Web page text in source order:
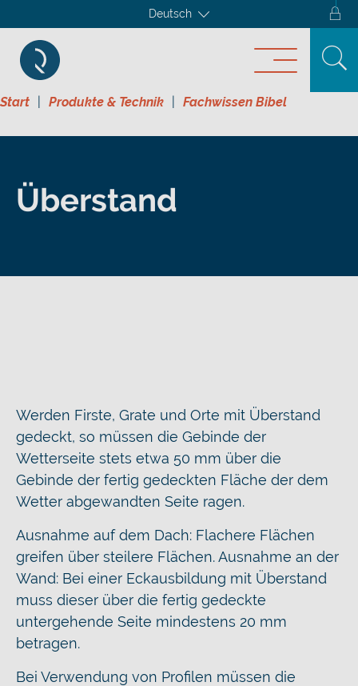
Deutsch
Start Produkte & Technik Fachwissen Bibel
Überstand
Werden Firste, Grate und Orte mit Überstand
gedeckt, so müssen die Gebinde der
Wetterseite stets etwa 50 mm über die
Gebinde der fertig gedeckten Fläche der dem
Wetter abgewandten Seite ragen.
Ausnahme auf dem Dach: Flachere Flächen
greifen über steilere Flächen. Ausnahme an der
Wand: Bei einer Eckausbildung mit Überstand
muss dieser über die fertig gedeckte
untergehende Seite mindestens 20 mm
betragen.
Bei Verwendung von Profilen müssen die